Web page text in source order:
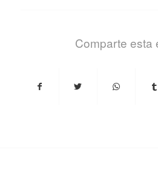
Comparte esta